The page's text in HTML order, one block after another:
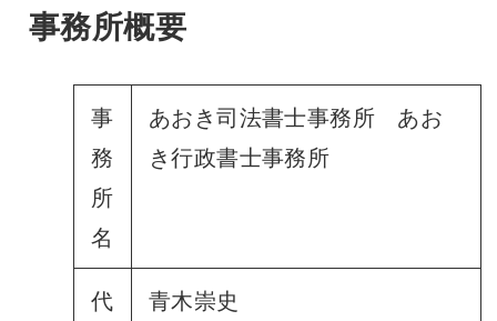
事務所概要
事
務
所
名
あおき司法書士事務所 あお
き行政書士事務所
代
青木崇史